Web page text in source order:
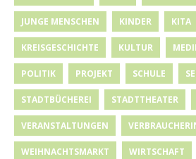
JUNGE MENSCHEN KINDER KITA
KREISGESCHICHTE KULTUR
POLITIK PROJEKT SCHULE
STADTBÜCHEREI STADTTHEATER
VERANSTALTUNGEN
WEIHNACHTSMARKT WIRTSCHAFT